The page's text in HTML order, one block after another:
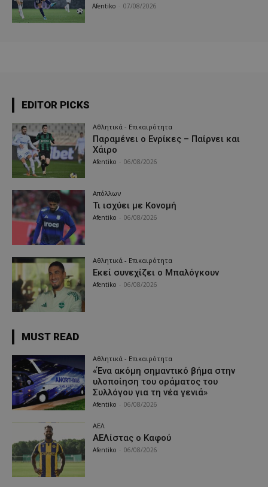
Afentiko 07/08/2026
EDITOR PICKS
Αθλητικά - Επικαιρότητα
Παραμένει ο Ενρίκες – Παίρνει και
Χάιρο
Afentiko 06/08/2026
Απόλλων
Τι ισχύει με Κονομή
Afentiko 06/08/2026
Αθλητικά - Επικαιρότητα
Εκεί συνεχίζει ο Μπαλόγκουν
Afentiko 06/08/2026
MUST READ
Αθλητικά - Επικαιρότητα
«Ένα ακόμη σημαντικό βήμα στην
υλοποίηση του οράματος του
Συλλόγου για τη νέα γενιά»
Afentiko 06/08/2026
ΑΕΛ
ΑΕΛίστας ο Καφού
Afentiko 06/08/2026